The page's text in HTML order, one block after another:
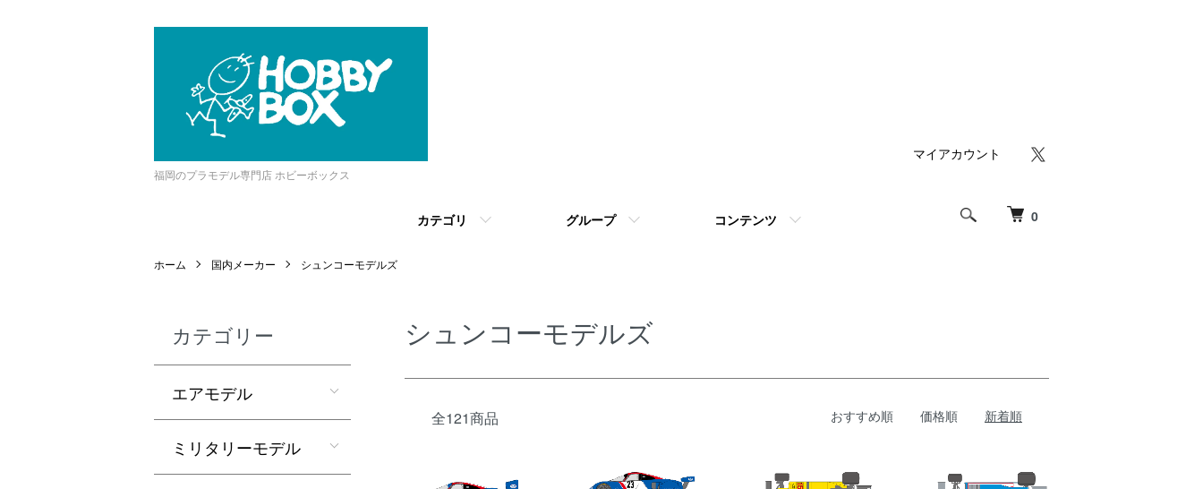
福岡のプラモデル専門店 ホビーボックス
0
カテゴリ グループ コンテンツ
マイアカウント
ホーム 国内メーカー シュンコーモデルズ
シュンコーモデルズ
全121商品 おすすめ順 価格順 新着順
カテゴリー
エアモデル
ミリタリーモデル